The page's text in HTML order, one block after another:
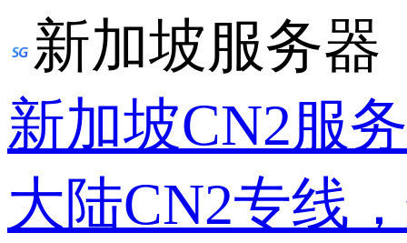
新加坡服务器
新加坡CN2服
大陆CN2专线